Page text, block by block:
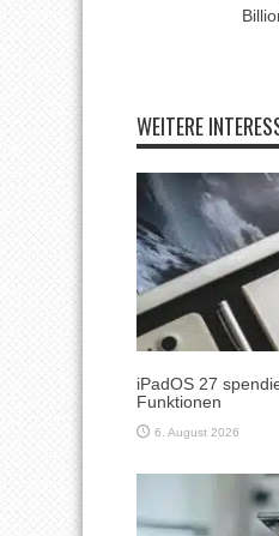
WEITERE
iPadOS 27
Funktionen
6. August 2026